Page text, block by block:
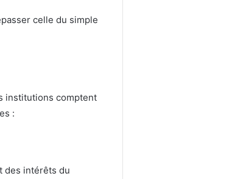
celle du simple
institutions comptent
:
des intérêts du